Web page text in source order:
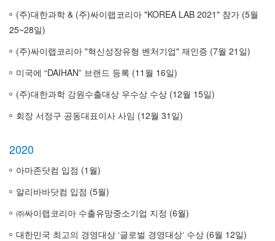
(주)대한과학 & (주)싸이랩코리아 "KOREA LAB 2021" 참가 (5월
25~28일)
(주)싸이랩코리아 "혁신성장유형 벤처기업" 재인증 (7월 21일)
미국에 “DAIHAN” 브랜드 등록 (11월 16일)
(주)대한과학 강원수출대상 우수상 수상 (12월 15일)
회장 서정구 공동대표이사 사임 (12월 31일)
2020
아마존닷컴 입점 (1월)
알리바바닷컴 입점 (5월)
㈜싸이랩코리아 수출유망중소기업 지정 (6월)
대한민국 최고의 경영대상 ‘글로벌 경영대상‘ 수상 (6월 12일)